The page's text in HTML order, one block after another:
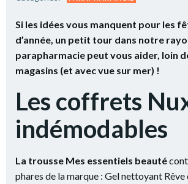
Si les idées vous manquent pour les
d’année, un petit tour dans notre
parapharmacie peut vous aider, loin
magasins (et avec vue sur mer) !
Les coffrets
indémodables
La trousse Mes essentiels beauté
phares de la marque : Gel nettoyant Rêve